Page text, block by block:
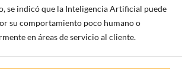
se indicó que la Inteligencia Artificial puede
su comportamiento poco humano o
en áreas de servicio al cliente.